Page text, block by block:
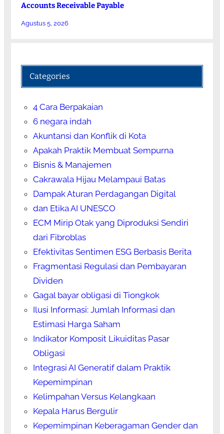
Accounts Receivable Payable
Agustus 5, 2026
Categories
4 Cara Berpakaian
6 negara indah
Akuntansi dan Konflik di Kota
Apakah Praktik Membuat Sempurna
Bisnis & Manajemen
Cakrawala Hijau Melampaui Batas
Dampak Aturan Perdagangan Digital
dan Etika AI UNESCO
ECM Mirip Otak yang Diproduksi Sendiri
dari Fibroblas
Efektivitas Sentimen ESG Berbasis Berita
Fragmentasi Regulasi dan Pembayaran
Dividen
Gagal bayar obligasi di Tiongkok
Ilusi Informasi: Jumlah Informasi dan
Estimasi Harga Saham
Indikator Komposit Likuiditas Pasar
Obligasi
Integrasi AI Generatif dalam Praktik
Kepemimpinan
Kelimpahan Versus Kelangkaan
Kepala Harus Bergulir
Kepemimpinan Keberagaman Gender dan